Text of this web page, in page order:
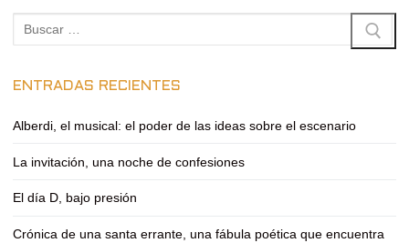
Buscar:
ENTRADAS RECIENTES
Alberdi, el musical: el poder de las ideas sobre el escenario
La invitación, una noche de confesiones
El día D, bajo presión
Crónica de una santa errante, una fábula poética que encuentra